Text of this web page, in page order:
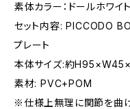
素体カラー：ドールホワイ
セット内容: PICCODO
プレート
本体サイズ:約
︎素材: PVC+POM
※仕様上無理に関節を曲